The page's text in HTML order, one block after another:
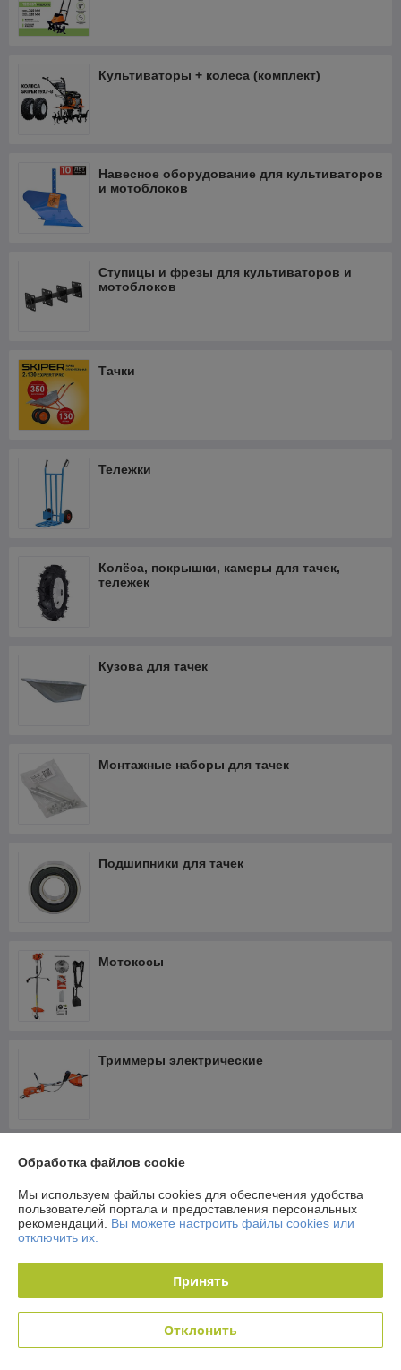
Культиваторы + колеса (комплект)
Навесное оборудование для культиваторов
и мотоблоков
Ступицы и фрезы для культиваторов и
мотоблоков
Тачки
Тележки
Колёса, покрышки, камеры для тачек,
тележек
Кузова для тачек
Монтажные наборы для тачек
Подшипники для тачек
Мотокосы
Триммеры электрические
Головки триммерные
Обработка файлов cookie
Мы используем файлы cookies для обеспечения удобства
пользователей портала и предоставления персональных
рекомендаций. Вы можете настроить файлы cookies или
отключить их.
Принять
Отклонить